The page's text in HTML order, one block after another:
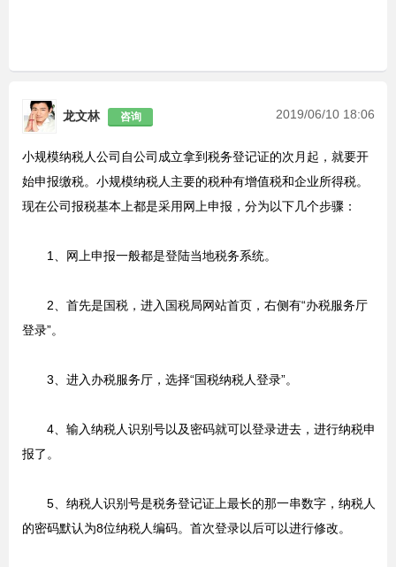
龙文林 咨询 2019/06/10 18:06
小规模纳税人公司自公司成立拿到税务登记证的次月起，就要开
始申报缴税。小规模纳税人主要的税种有增值税和企业所得税。
现在公司报税基本上都是采用网上申报，分为以下几个步骤：
1、网上申报一般都是登陆当地税务系统。
2、首先是国税，进入国税局网站首页，右侧有“办税服务厅
登录”。
3、进入办税服务厅，选择“国税纳税人登录”。
4、输入纳税人识别号以及密码就可以登录进去，进行纳税申
报了。
5、纳税人识别号是税务登记证上最长的那一串数字，纳税人
的密码默认为8位纳税人编码。首次登录以后可以进行修改。